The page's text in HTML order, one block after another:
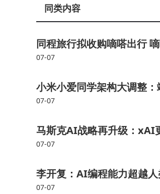
同类内容
同程旅行拟收购嘀嗒出行
07-07
小米小爱同学架构大调整
07-07
马斯克AI战略再升级：xAI
07-07
李开复：AI编程能力超越
07-07